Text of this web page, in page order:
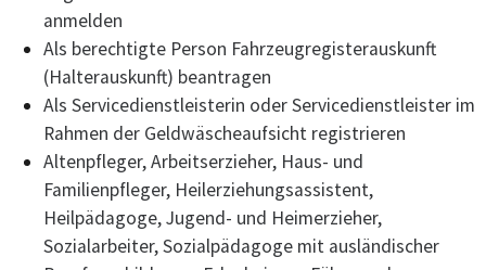
anmelden
Als berechtigte Person Fahrzeugregisterauskunft
(Halterauskunft) beantragen
Als Servicedienstleisterin oder Servicedienstleister im
Rahmen der Geldwäscheaufsicht registrieren
Altenpfleger, Arbeitserzieher, Haus- und
Familienpfleger, Heilerziehungsassistent,
Heilpädagoge, Jugend- und Heimerzieher,
Sozialarbeiter, Sozialpädagoge mit ausländischer